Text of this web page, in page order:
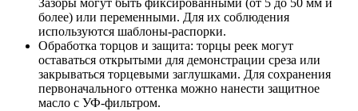
Зазоры могут быть фиксированными (от 5 до 50 мм и
более) или переменными. Для их соблюдения
используются шаблоны-распорки.
Обработка торцов и защита: торцы реек могут
оставаться открытыми для демонстрации среза или
закрываться торцевыми заглушками. Для сохранения
первоначального оттенка можно нанести защитное
масло с УФ-фильтром.